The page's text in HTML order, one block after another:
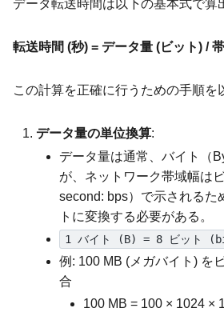
データ転送時間は以下の基本式で算
転送時間 (秒) = データ量 (ビット) /
この計算を正確に行うための手順を
データ量の単位換算:
データ量は通常、バイト（
が、ネットワーク帯域幅は
second: bps）で示されるた
トに変換する必要がある。
1 バイト (B) = 8 ビット
例: 100 MB (メガバイト) を
合
100 MB = 100 × 1024 ×